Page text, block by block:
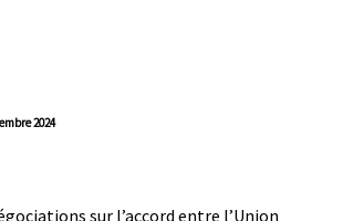
2024
sur l’accord entre l’Union